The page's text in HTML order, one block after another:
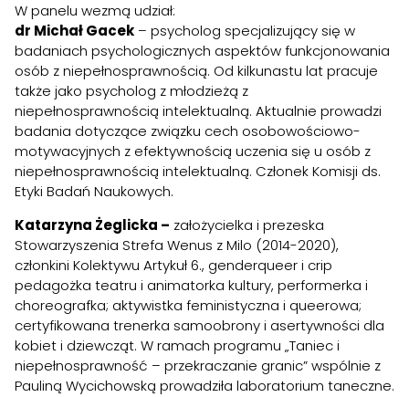
W panelu wezmą udział:
dr Michał Gacek – psycholog specjalizujący się w
badaniach psychologicznych aspektów funkcjonowania
osób z niepełnosprawnością. Od kilkunastu lat pracuje
także jako psycholog z młodzieżą z
niepełnosprawnością intelektualną. Aktualnie prowadzi
badania dotyczące związku cech osobowościowo-
motywacyjnych z efektywnością uczenia się u osób z
niepełnosprawnością intelektualną. Członek Komisji ds.
Etyki Badań Naukowych.
Katarzyna Żeglicka – założycielka i prezeska
Stowarzyszenia Strefa Wenus z Milo (2014-2020),
członkini Kolektywu Artykuł 6., genderqueer i crip
pedagożka teatru i animatorka kultury, performerka i
choreografka; aktywistka feministyczna i queerowa;
certyfikowana trenerka samoobrony i asertywności dla
kobiet i dziewcząt. W ramach programu „Taniec i
niepełnosprawność – przekraczanie granic” wspólnie z
Pauliną Wycichowską prowadziła laboratorium taneczne.